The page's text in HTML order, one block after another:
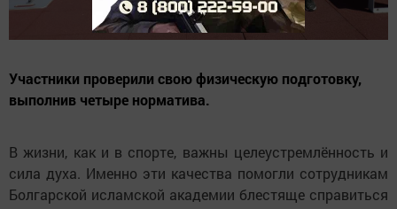
Участники проверили свою физическую подготовку,
выполнив четыре норматива.
В жизни, как и в спорте, важны целеустремлённость и
сила духа. Именно эти качества помогли сотрудникам
Болгарской исламской академии блестяще справиться